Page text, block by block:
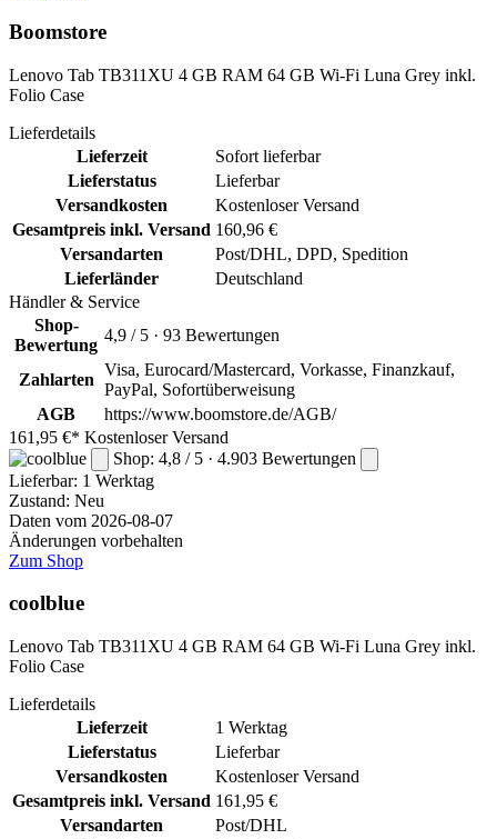
Boomstore
Lenovo Tab TB311XU 4 GB RAM 64 GB Wi-Fi Luna Grey inkl.
Folio Case
Lieferdetails
Lieferzeit
Sofort lieferbar
Lieferstatus
Lieferbar
Versandkosten
Kostenloser Versand
Gesamtpreis inkl. Versand 160,96 €
Versandarten
Post/DHL, DPD, Spedition
Lieferländer
Deutschland
Händler & Service
Shop-
Bewertung
4,9 / 5 · 93 Bewertungen
Zahlarten
Visa, Eurocard/Mastercard, Vorkasse, Finanzkauf,
PayPal, Sofortüberweisung
AGB
https://www.boomstore.de/AGB/
161,95 €* Kostenloser Versand
Shop: 4,8 / 5 · 4.903 Bewertungen
Lieferbar: 1 Werktag
Zustand: Neu
Daten vom 2026-08-07
Änderungen vorbehalten
Zum Shop
coolblue
Lenovo Tab TB311XU 4 GB RAM 64 GB Wi-Fi Luna Grey inkl.
Folio Case
Lieferdetails
Lieferzeit
1 Werktag
Lieferstatus
Lieferbar
Versandkosten
Kostenloser Versand
Gesamtpreis inkl. Versand 161,95 €
Versandarten
Post/DHL